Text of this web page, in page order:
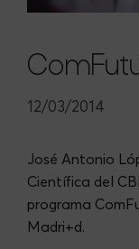
12/03/2014
José Antonio
Científica del
programa
Madri+d.